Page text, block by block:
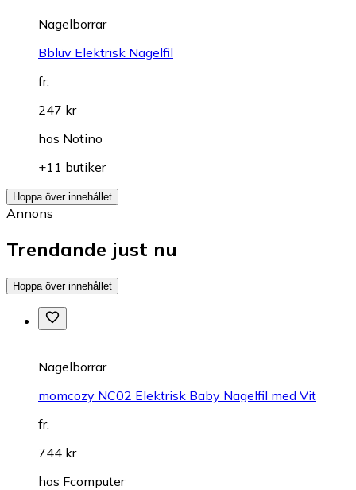
Nagelborrar
Bblüv Elektrisk Nagelfil
fr.
247 kr
hos Notino
+11 butiker
Hoppa över innehållet
Annons
Trendande just nu
Hoppa över innehållet
Nagelborrar
momcozy NC02 Elektrisk Baby Nagelfil med Vit
fr.
744 kr
hos Fcomputer